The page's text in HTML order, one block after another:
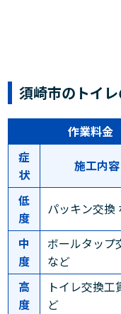
須崎市のトイ
作業料金
症
状
施工内容
低
度
パッキン交換
中
度
ボールタップ
など
高
度
トイレ交換工
ど